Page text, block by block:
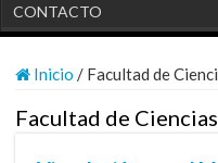
CONTACTO
Inicio / Facultad de
Facultad de